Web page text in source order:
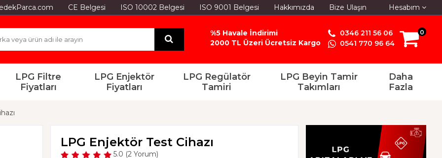
CE Belgesi ISO 10002 Belgesi ISO 9001 Belgesi Hakkımızda Bize Ulaşın Hesabım
%5 Havale İndirimi
2000 TL Üzeri Ücretsiz Kargo
0346 211 56 06
0541 770 96 64
0
LPG Filtre
Fiyatları
LPG Enjektör
Fiyatları
LPG Regülatör
Tamiri
LPG Beyin Tamir
Takımları
Daha
Fazla
LPG Enjektör Test Cihazı
5.0 (2 Yorum)